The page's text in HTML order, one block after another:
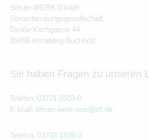
Steuer.WERK GmbH
Steuerberatungsgesellschaft
Große Kirchgasse 44
09456 Annaberg-Buchholz
Sie haben Fragen zu unseren
Telefon: 03771 5503-0
E-Mail: steuer.werk-aue@etl.de
Telefon: 03733 1828-0